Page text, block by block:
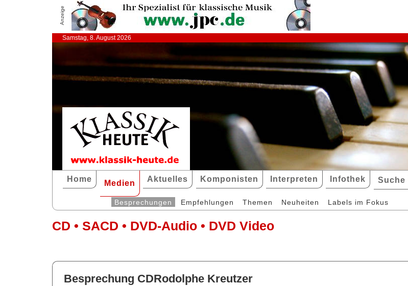
Anzeige
Samstag, 8. August 2026
Home Medien Aktuelles Komponisten Interpreten Infothek Suche
Besprechungen Empfehlungen Themen Neuheiten Labels im Fokus
CD • SACD • DVD-Audio • DVD Video
Besprechung CDRodolphe Kreutzer